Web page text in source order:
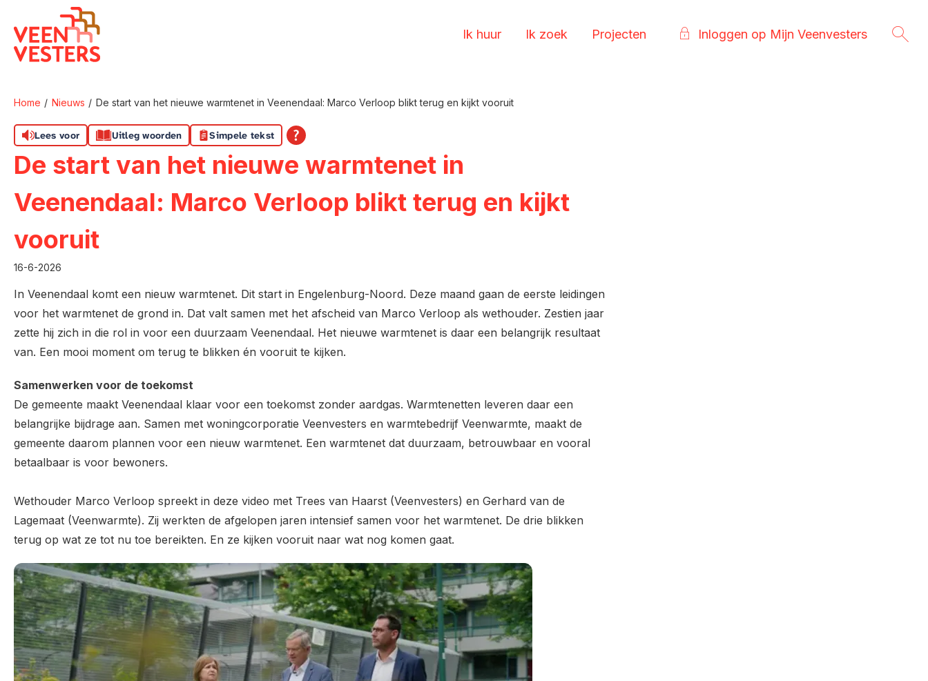
Naar hoofdinhoud
Naar hoofdnavigatiemenu
Naar zoeken
Naar de homepage
Ik huur Ik zoek Projecten Inloggen op Mijn Veenvesters
Home Nieuws De start van het nieuwe warmtenet in Veenendaal: Marco Verloop blikt terug en kijkt vooruit
Lees voor Uitleg woorden Simpele tekst
De start van het nieuwe warmtenet in
Veenendaal: Marco Verloop blikt terug en kijkt
vooruit
16-6-2026
In Veenendaal komt een nieuw warmtenet. Dit start in Engelenburg-Noord. Deze maand gaan de eerste leidingen
voor het warmtenet de grond in. Dat valt samen met het afscheid van Marco Verloop als wethouder. Zestien jaar
zette hij zich in die rol in voor een duurzaam Veenendaal. Het nieuwe warmtenet is daar een belangrijk resultaat
van. Een mooi moment om terug te blikken én vooruit te kijken.
Samenwerken voor de toekomst
De gemeente maakt Veenendaal klaar voor een toekomst zonder aardgas. Warmtenetten leveren daar een
belangrijke bijdrage aan. Samen met woningcorporatie Veenvesters en warmtebedrijf Veenwarmte, maakt de
gemeente daarom plannen voor een nieuw warmtenet. Een warmtenet dat duurzaam, betrouwbaar en vooral
betaalbaar is voor bewoners.
Wethouder Marco Verloop spreekt in deze video met Trees van Haarst (Veenvesters) en Gerhard van de
Lagemaat (Veenwarmte). Zij werkten de afgelopen jaren intensief samen voor het warmtenet. De drie blikken
terug op wat ze tot nu toe bereikten. En ze kijken vooruit naar wat nog komen gaat.